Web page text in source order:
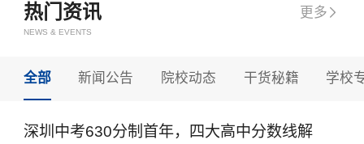
热门资讯
NEWS & EVENTS
更多 
全部 新闻公告 院校动态 干货秘籍 学校
深圳中考630分制首年，四大高中分数线解